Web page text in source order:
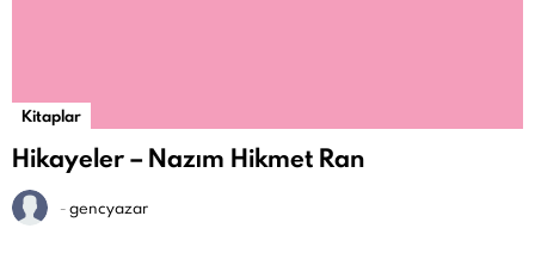
Kitaplar
Hikayeler – Nazım Hikmet Ran
-gencyazar